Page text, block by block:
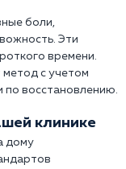
боли,
Эти
времени.
с учетом
по восстановлению.
клинике
дому